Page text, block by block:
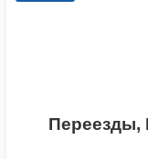
Переезды,